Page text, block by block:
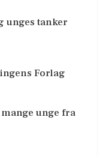
unges tanker
Forlag
unge fra